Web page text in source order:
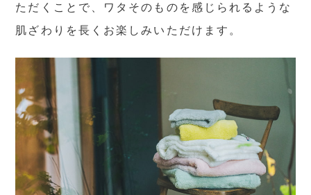
ただくことで、ワタそのものを感じられるような
肌ざわりを長くお楽しみいただけます。